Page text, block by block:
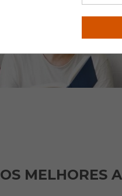
OS MELHORES